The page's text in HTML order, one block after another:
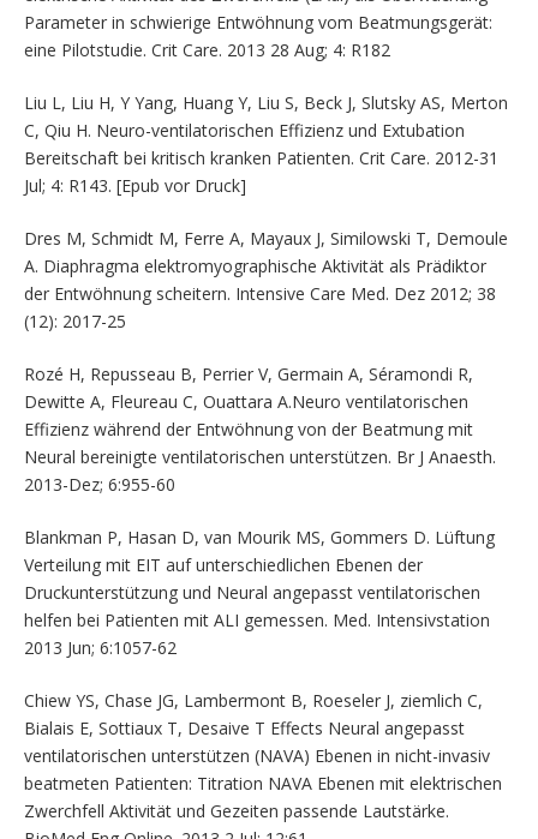
Parameter in schwierige Entwöhnung vom Beatmungsgerät:
eine Pilotstudie. Crit Care. 2013 28 Aug; 4: R182
Liu L, Liu H, Y Yang, Huang Y, Liu S, Beck J, Slutsky AS, Merton
C, Qiu H. Neuro-ventilatorischen Effizienz und Extubation
Bereitschaft bei kritisch kranken Patienten. Crit Care. 2012-31
Jul; 4: R143. [Epub vor Druck]
Dres M, Schmidt M, Ferre A, Mayaux J, Similowski T, Demoule
A. Diaphragma elektromyographische Aktivität als Prädiktor
der Entwöhnung scheitern. Intensive Care Med. Dez 2012; 38
(12): 2017-25
Rozé H, Repusseau B, Perrier V, Germain A, Séramondi R,
Dewitte A, Fleureau C, Ouattara A.Neuro ventilatorischen
Effizienz während der Entwöhnung von der Beatmung mit
Neural bereinigte ventilatorischen unterstützen. Br J Anaesth.
2013-Dez; 6:955-60
Blankman P, Hasan D, van Mourik MS, Gommers D. Lüftung
Verteilung mit EIT auf unterschiedlichen Ebenen der
Druckunterstützung und Neural angepasst ventilatorischen
helfen bei Patienten mit ALI gemessen. Med. Intensivstation
2013 Jun; 6:1057-62
Chiew YS, Chase JG, Lambermont B, Roeseler J, ziemlich C,
Bialais E, Sottiaux T, Desaive T Effects Neural angepasst
ventilatorischen unterstützen (NAVA) Ebenen in nicht-invasiv
beatmeten Patienten: Titration NAVA Ebenen mit elektrischen
Zwerchfell Aktivität und Gezeiten passende Lautstärke.